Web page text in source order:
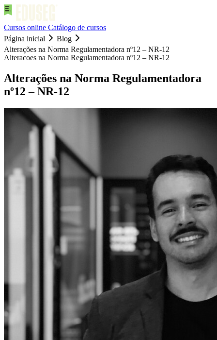
Cursos online Catálogo de cursos
Página inicial
Blog
Alterações na Norma Regulamentadora nº12 – NR-12
Alteracoes na Norma Regulamentadora nº12 – NR-12
Alterações na Norma Regulamentadora
nº12 – NR-12